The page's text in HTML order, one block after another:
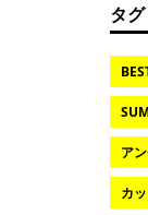
タグ
ア
カ